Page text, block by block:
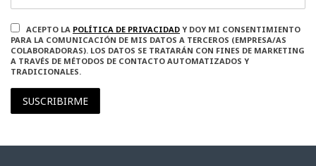
ACEPTO LA POLÍTICA DE PRIVACIDAD Y DOY MI CONSENTIMIENTO
PARA LA COMUNICACIÓN DE MIS DATOS A TERCEROS (EMPRESA/AS
COLABORADORAS). LOS DATOS SE TRATARÁN CON FINES DE MARKETING
A TRAVÉS DE MÉTODOS DE CONTACTO AUTOMATIZADOS Y
TRADICIONALES.
SUSCRIBIRME